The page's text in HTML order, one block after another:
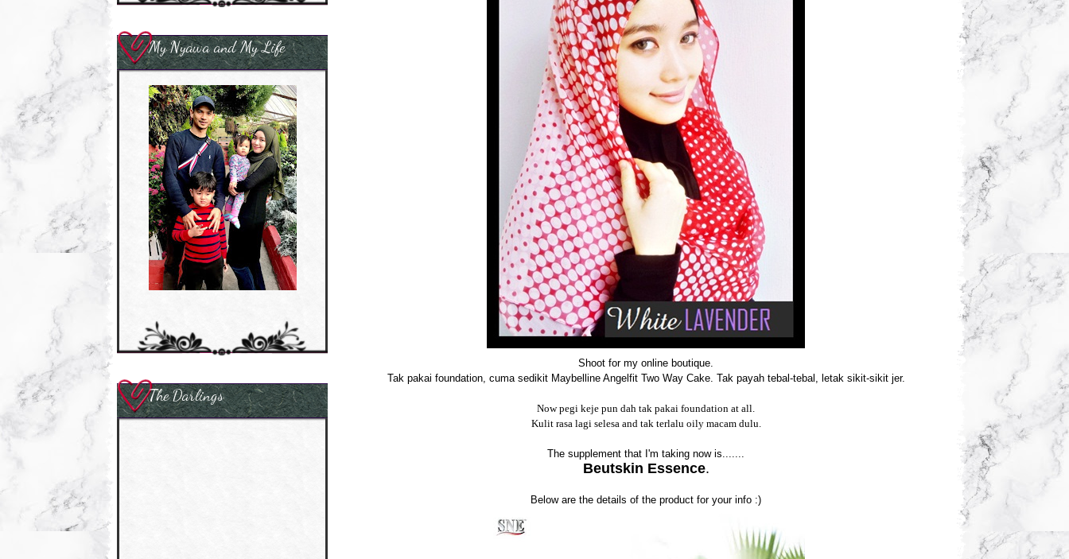
Shoot for my online boutique.
Tak pakai foundation, cuma sedikit Maybelline Angelfit Two Way Cake. Tak payah tebal-tebal, letak sikit-sikit jer.
Now pegi keje pun dah tak pakai foundation at all.
Kulit rasa lagi selesa and tak terlalu oily macam dulu.
The supplement that I'm taking now is.......
Beutskin Essence.
Below are the details of the product for your info :)
My Nyawa and My Life
The Darlings